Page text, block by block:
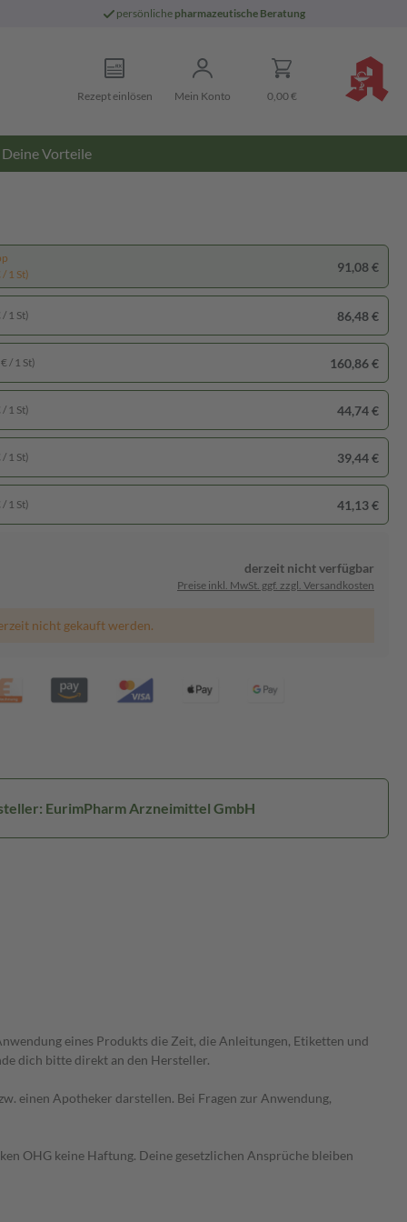
persönliche pharmazeutische Beratung
Rezept einlösen Mein Konto 0,00 €
Deine Vorteile
1 St)
91,08 €
1 St) 86,48 €
/ 1 St) 160,86 €
1 St) 44,74 €
1 St) 39,44 €
1 St) 41,13 €
derzeit nicht verfügbar
Preise inkl. MwSt. ggf. zzgl. Versandkosten
nicht gekauft werden.
EurimPharm Arzneimittel GmbH
eines Produkts die Zeit, die Anleitungen, Etiketten und
dich bitte direkt an den Hersteller.
einen Apotheker darstellen. Bei Fragen zur Anwendung,
OHG keine Haftung. Deine gesetzlichen Ansprüche bleiben